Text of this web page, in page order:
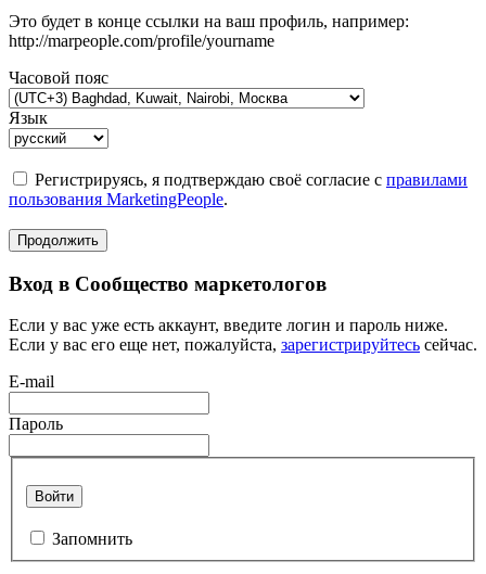
Это будет в конце ссылки на ваш профиль, например:
http://marpeople.com/profile/yourname
Часовой пояс
Язык
Регистрируясь, я подтверждаю своё согласие с правилами
пользования MarketingPeople.
Продолжить
Вход в Сообщество маркетологов
Если у вас уже есть аккаунт, введите логин и пароль ниже.
Если у вас его еще нет, пожалуйста, зарегистрируйтесь сейчас.
E-mail
Пароль
Войти
Запомнить